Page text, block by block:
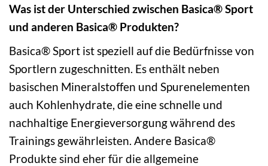
Was ist der Unterschied zwischen Basica® Sport
und anderen Basica® Produkten?
Basica® Sport ist speziell auf die Bedürfnisse von
Sportlern zugeschnitten. Es enthält neben
basischen Mineralstoffen und Spurenelementen
auch Kohlenhydrate, die eine schnelle und
nachhaltige Energieversorgung während des
Trainings gewährleisten. Andere Basica®
Produkte sind eher für die allgemeine